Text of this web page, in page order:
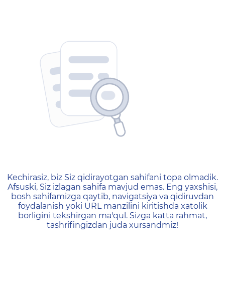
404 — Страница не
Kechirasiz, biz Siz qidirayotgan sahifani topa olmadik.
Afsuski, Siz izlagan sahifa mavjud emas. Eng yaxshisi,
bosh sahifamizga qaytib, navigatsiya va qidiruvdan
foydalanish yoki URL manzilini kiritishda xatolik
borligini tekshirgan ma'qul. Sizga katta rahmat,
tashrifingizdan juda xursandmiz!